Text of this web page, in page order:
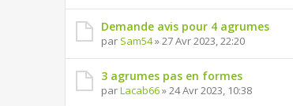
Demande avis pour 4 agrumes
par Sam54» 27 Avr 2023, 22:20
3 agrumes pas en formes
parLacab66» 24 Avr 2023, 10:38